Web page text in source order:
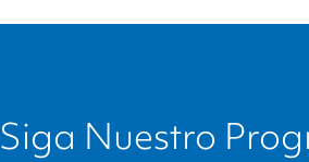
Siga Nuestro